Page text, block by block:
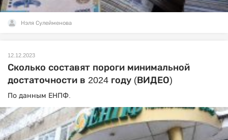
Нэля Сулейменова
12.12.2023
Сколько составят пороги минимальной
достаточности в 2024 году (ВИДЕО)
По данным ЕНПФ.